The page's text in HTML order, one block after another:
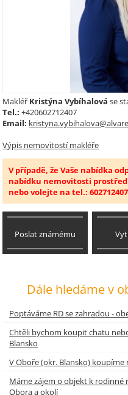
Makléř Kristýna Vybíhalová se
Tel.: +420602712407
Email:
Výpis nemovitostí makléře
V případě, že Vaše nabídka
nabídku nemovitosti
nebo volejte na tel.: 602712407
Poslat známému
Dále hledáme v
Poptáváme RD se zahradou -
Chtěli bychom koupit chatu
Blansko
V Oboře (okr. Blansko) koupíme
Máme zájem o objekt k rodinné
Obora a okolí